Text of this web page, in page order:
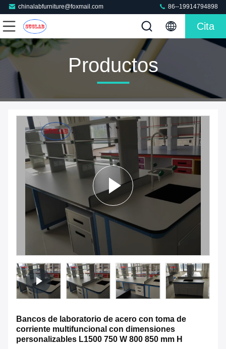
chinalabfurniture@foxmail.com 86--19914794898
Cita
Productos
Bancos de laboratorio de acero con toma de
corriente multifuncional con dimensiones
personalizables L1500 750 W 800 850 mm H